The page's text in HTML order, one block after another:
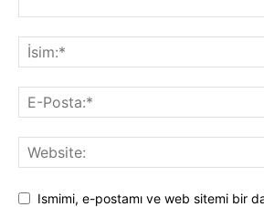
Ismimi, e-postamı ve web sitemi bir